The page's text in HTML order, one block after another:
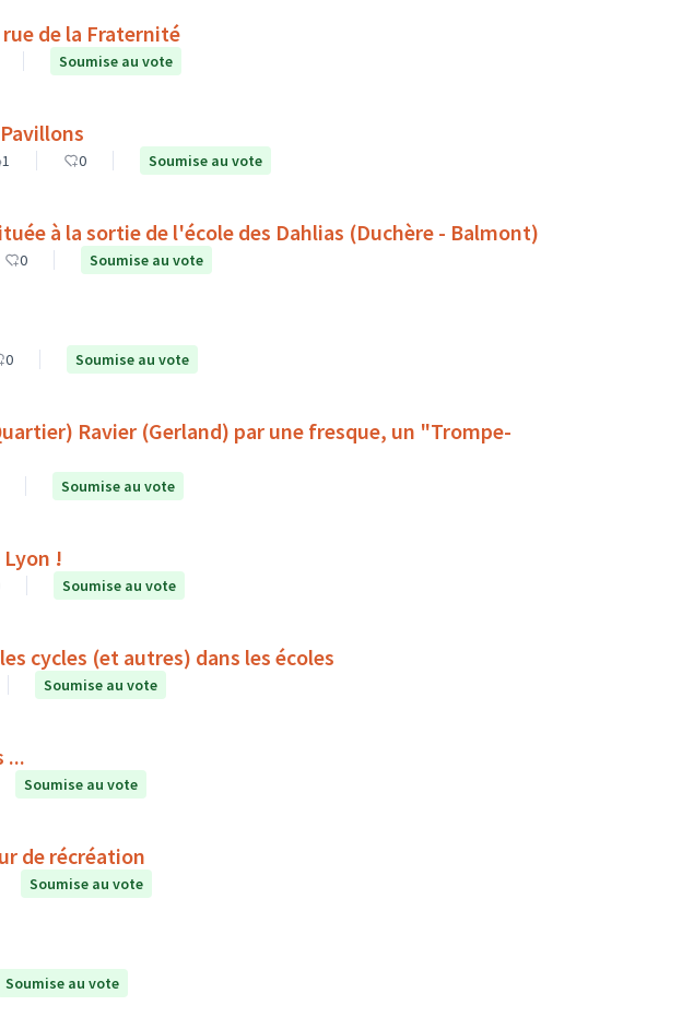
de la Fraternité
Soumise au vote
1 0 Soumise au vote
à la sortie de l'école des Dahlias (Duchère - Balmont)
0 Soumise au vote
0 Soumise au vote
Ravier (Gerland) par une fresque, un "Trompe-
Soumise au vote
Lyon !
Soumise au vote
cycles (et autres) dans les écoles
Soumise au vote
...
Soumise au vote
de récréation
Soumise au vote
Soumise au vote